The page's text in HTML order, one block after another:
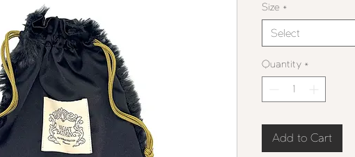
Size *
Select
Quantity *
Add to Cart